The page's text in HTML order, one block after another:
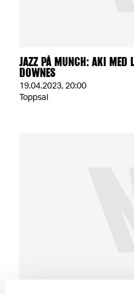
JAZZ PÅ MUNCH: AKI MED
DOWNES
19.04.2023, 20:00
Toppsal